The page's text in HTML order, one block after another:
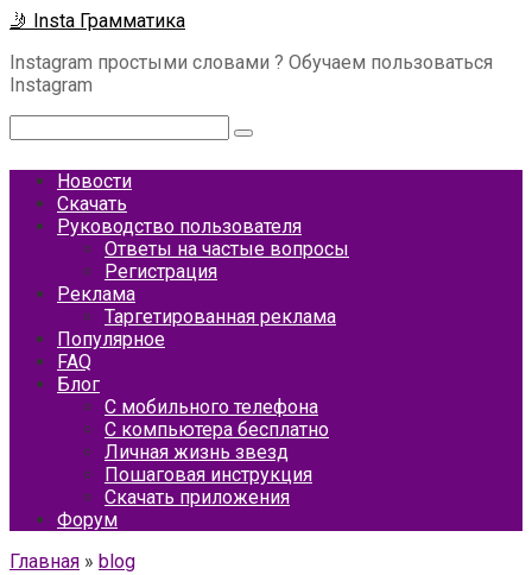
Перейти
контенту
🤳 Insta Грамматика
Instagram простыми словами ? Обучаем пользоваться
Instagram
Новости
Скачать
Руководство пользователя
Ответы на частые вопросы
Регистрация
Реклама
Таргетированная реклама
Популярное
FAQ
Блог
С мобильного телефона
С компьютера бесплатно
Личная жизнь звезд
Пошаговая инструкция
Скачать приложения
Форум
Главная » blog